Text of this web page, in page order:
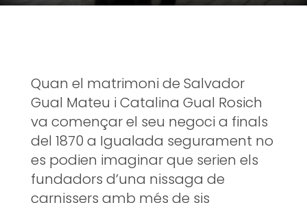
Quan el matrimoni de Salvador
Gual Mateu i Catalina Gual Rosich
va començar el seu negoci a finals
del 1870 a Igualada segurament no
es podien imaginar que serien els
fundadors d’una nissaga de
carnissers amb més de sis